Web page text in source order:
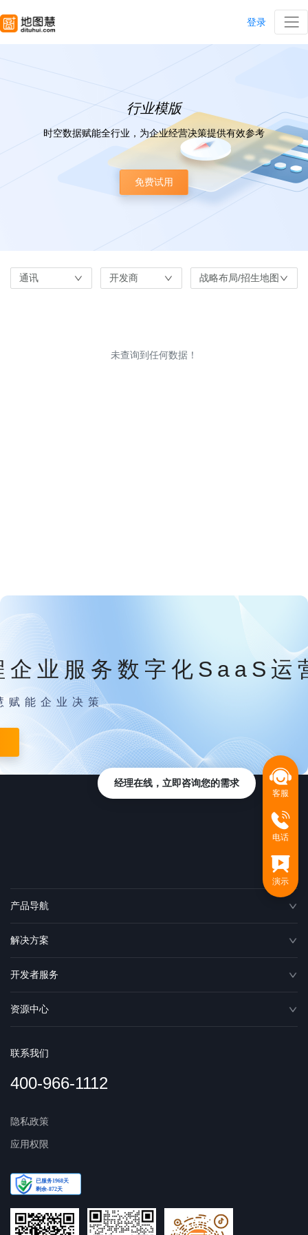
登录
行业模版
时空数据赋能全行业，为企业经营决策提供有效参考
免费试用
通讯 开发商 战略布局/招生地图
未查询到任何数据！
企业服务数字化SaaS运
赋能企业决策
产品导航
解决方案
开发者服务
资源中心
联系我们
400-966-1112
隐私政策
应用权限
客服
电话
演示
经理在线，立即咨询您的需求